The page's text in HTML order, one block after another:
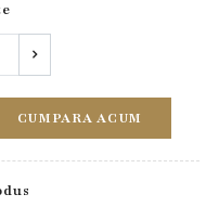
CUMPARA ACUM